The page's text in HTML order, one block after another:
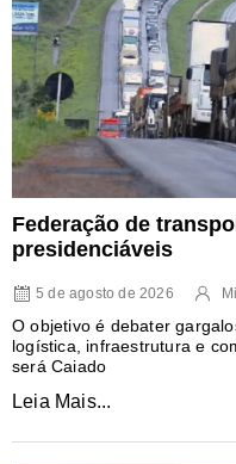
Federação de
presidenciáveis
5 de agosto de 2026
O objetivo é debater
logística, infraestrutura e
será Caiado
Leia Mais...